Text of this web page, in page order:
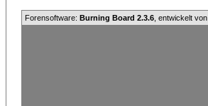
Forensoftware: Burning Board 2.3.6 , entwickelt von